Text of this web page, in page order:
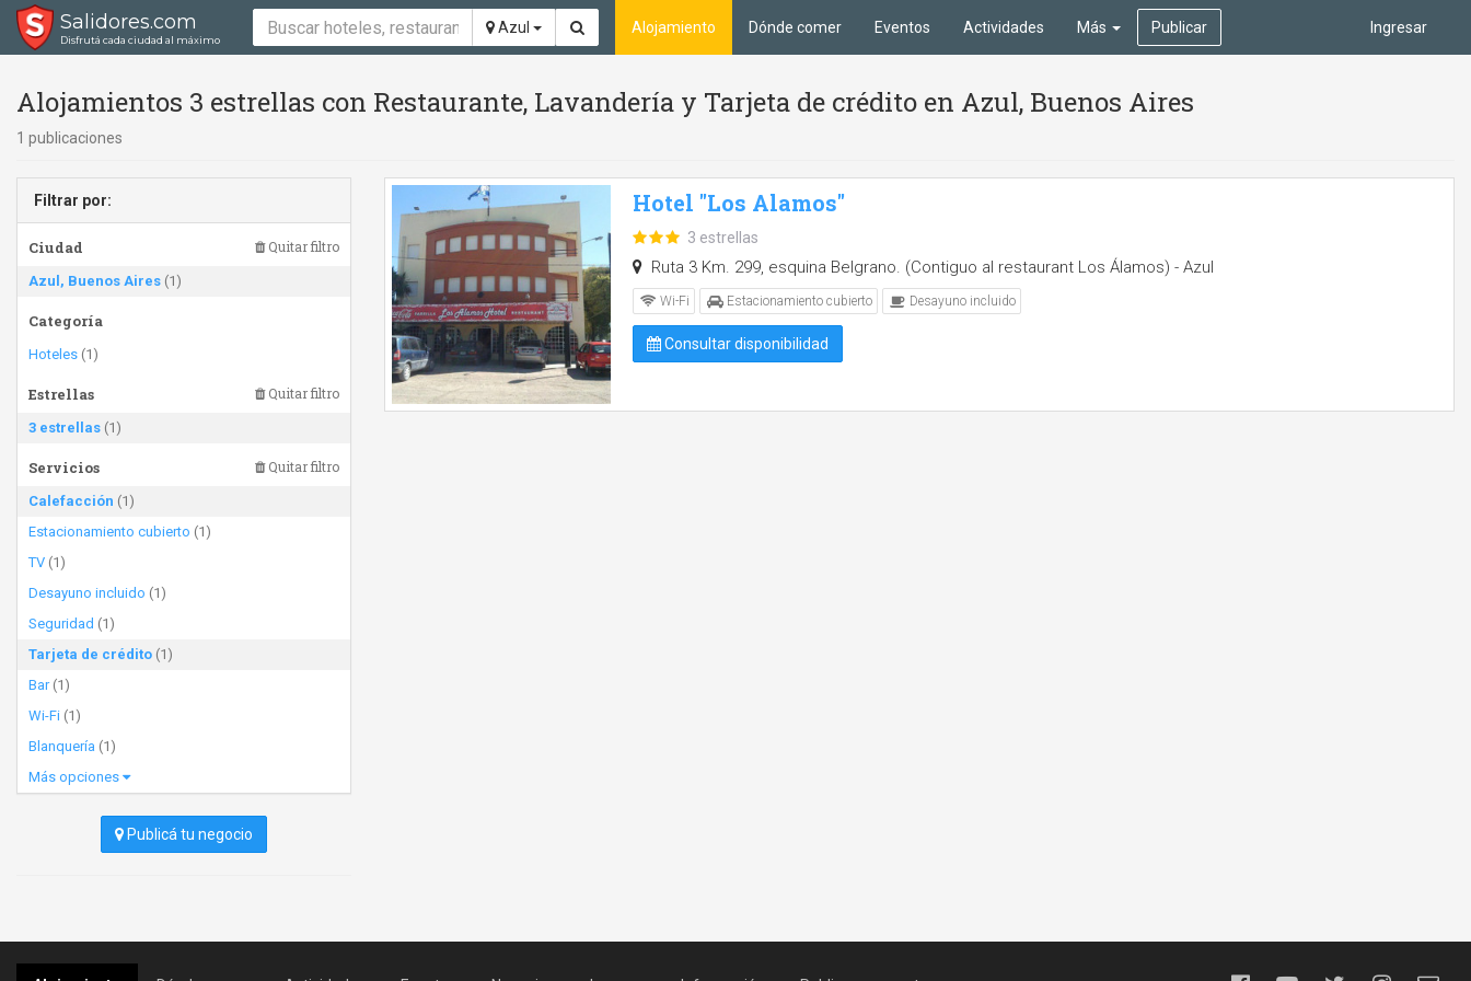
Salidores.com
Disfrutá cada ciudad al máximo
Azul Ingresar
Alojamiento Dónde comer Eventos Actividades Más Publicar
Alojamientos 3 estrellas con Restaurante, Lavandería y Tarjeta de crédito en Azul, Buenos Aires
1 publicaciones
Filtrar por:
Ciudad Quitar filtro
Azul, Buenos Aires (1)
Categoría
Hoteles (1)
Estrellas Quitar filtro
3 estrellas (1)
Servicios Quitar filtro
Calefacción (1)
Estacionamiento cubierto (1)
TV (1)
Desayuno incluido (1)
Seguridad (1)
Tarjeta de crédito (1)
Bar(1)
Wi-Fi (1)
Blanquería (1)
Más opciones
Publicá tu negocio
Hotel "Los Alamos"
3 estrellas
Ruta 3 Km. 299, esquina Belgrano. (Contiguo al restaurant Los Álamos) - Azul
Wi-Fi Estacionamiento cubierto Desayuno incluido
Consultar disponibilidad